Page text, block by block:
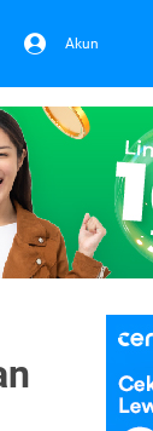
Akun